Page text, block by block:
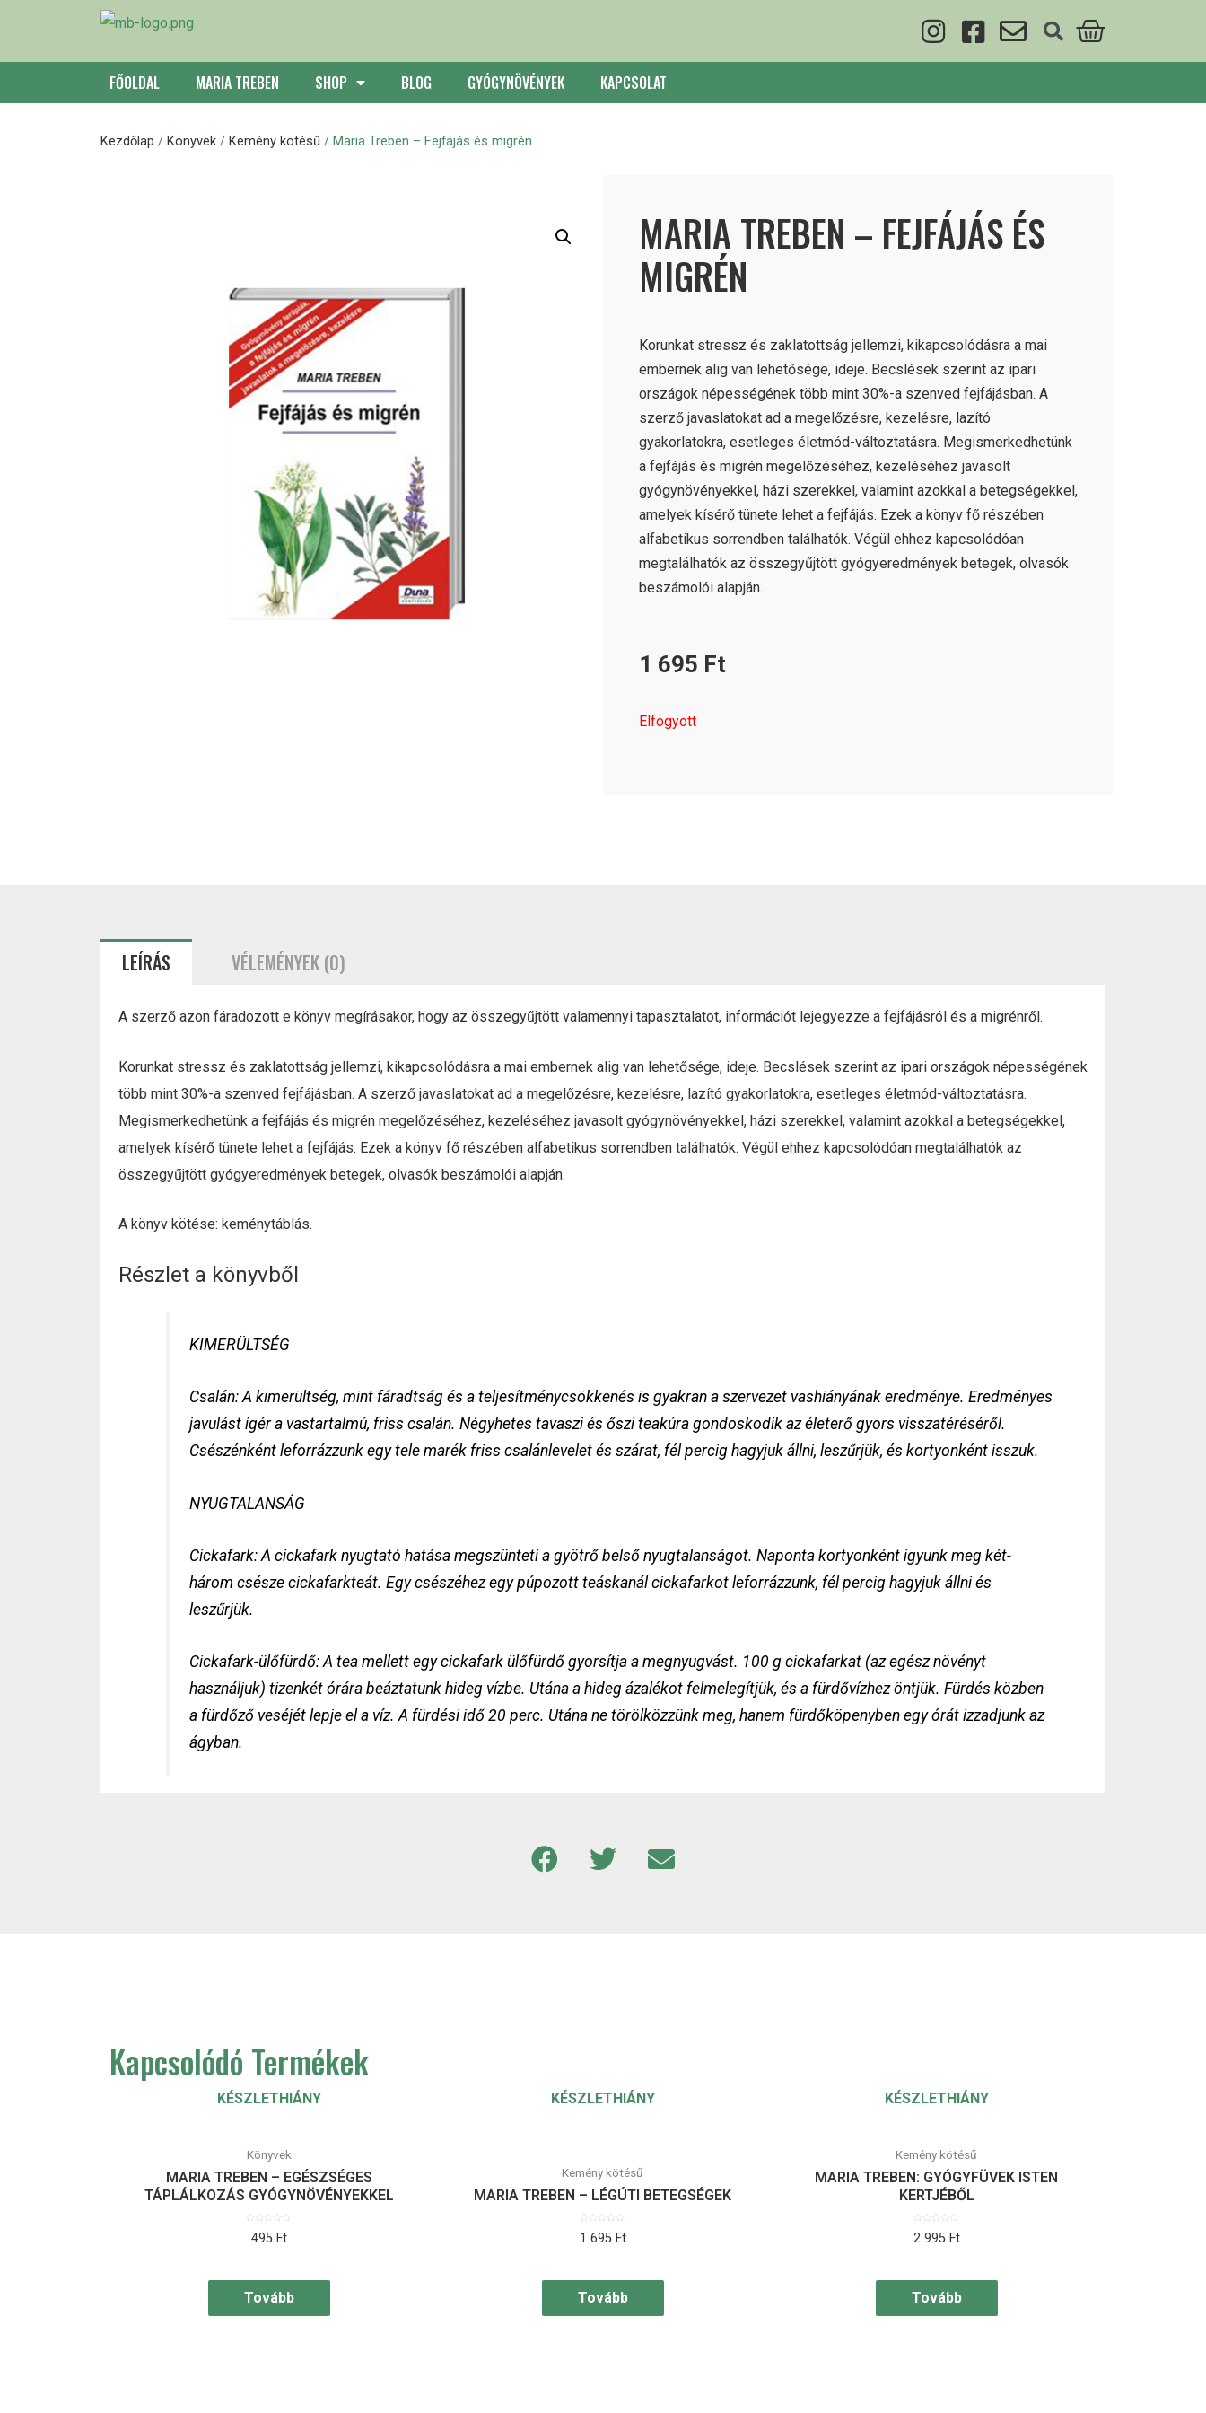
FŐOLDAL MARIA TREBEN SHOP BLOG GYÓGYNÖVÉNYEK KAPCSOLAT
Kezdőlap / Könyvek / Kemény kötésű / Maria Treben – Fejfájás és migrén
MARIA TREBEN – FEJFÁJÁS ÉS
MIGRÉN
Korunkat stressz és zaklatottság jellemzi, kikapcsolódásra a mai
embernek alig van lehetősége, ideje. Becslések szerint az ipari
országok népességének több mint 30%-a szenved fejfájásban. A
szerző javaslatokat ad a megelőzésre, kezelésre, lazító
gyakorlatokra, esetleges életmód-változtatásra. Megismerkedhetünk
a fejfájás és migrén megelőzéséhez, kezeléséhez javasolt
gyógynövényekkel, házi szerekkel, valamint azokkal a betegségekkel,
amelyek kísérő tünete lehet a fejfájás. Ezek a könyv fő részében
alfabetikus sorrendben találhatók. Végül ehhez kapcsolódóan
megtalálhatók az összegyűjtött gyógyeredmények betegek, olvasók
beszámolói alapján.
1 695 Ft
Elfogyott
LEÍRÁS VÉLEMÉNYEK (0)
A szerző azon fáradozott e könyv megírásakor, hogy az összegyűjtött valamennyi tapasztalatot, információt lejegyezze a fejfájásról és a migrénről.
Korunkat stressz és zaklatottság jellemzi, kikapcsolódásra a mai embernek alig van lehetősége, ideje. Becslések szerint az ipari országok népességének
több mint 30%-a szenved fejfájásban. A szerző javaslatokat ad a megelőzésre, kezelésre, lazító gyakorlatokra, esetleges életmód-változtatásra.
Megismerkedhetünk a fejfájás és migrén megelőzéséhez, kezeléséhez javasolt gyógynövényekkel, házi szerekkel, valamint azokkal a betegségekkel,
amelyek kísérő tünete lehet a fejfájás. Ezek a könyv fő részében alfabetikus sorrendben találhatók. Végül ehhez kapcsolódóan megtalálhatók az
összegyűjtött gyógyeredmények betegek, olvasók beszámolói alapján.
A könyv kötése: keménytáblás.
Részlet a könyvből
KIMERÜLTSÉG
Csalán: A kimerültség, mint fáradtság és a teljesítménycsökkenés is gyakran a szervezet vashiányának eredménye. Eredményes
javulást ígér a vastartalmú, friss csalán. Négyhetes tavaszi és őszi teakúra gondoskodik az életerő gyors visszatéréséről.
Csészénként leforrázzunk egy tele marék friss csalánlevelet és szárat, fél percig hagyjuk állni, leszűrjük, és kortyonként isszuk.
NYUGTALANSÁG
Cickafark: A cickafark nyugtató hatása megszünteti a gyötrő belső nyugtalanságot. Naponta kortyonként igyunk meg két-
három csésze cickafarkteát. Egy csészéhez egy púpozott teáskanál cickafarkot leforrázzunk, fél percig hagyjuk állni és
leszűrjük.
Cickafark-ülőfürdő: A tea mellett egy cickafark ülőfürdő gyorsítja a megnyugvást. 100 g cickafarkat (az egész növényt
használjuk) tizenkét órára beáztatunk hideg vízbe. Utána a hideg ázalékot felmelegítjük, és a fürdővízhez öntjük. Fürdés közben
a fürdőző veséjét lepje el a víz. A fürdési idő 20 perc. Utána ne törölközzünk meg, hanem fürdőköpenyben egy órát izzadjunk az
ágyban.
Kapcsolódó Termékek
KÉSZLETHIÁNY
Könyvek
MARIA TREBEN – EGÉSZSÉGES
TÁPLÁLKOZÁS GYÓGYNÖVÉNYEKKEL
495 Ft
Tovább
KÉSZLETHIÁNY
Kemény kötésű
MARIA TREBEN – LÉGÚTI BETEGSÉGEK
01 695 Ft
Tovább
KÉSZLETHIÁNY
Kemény kötésű
MARIA TREBEN: GYÓGYFÜVEK ISTEN
KERTJÉBŐL
0
2 995 Ft
Tovább